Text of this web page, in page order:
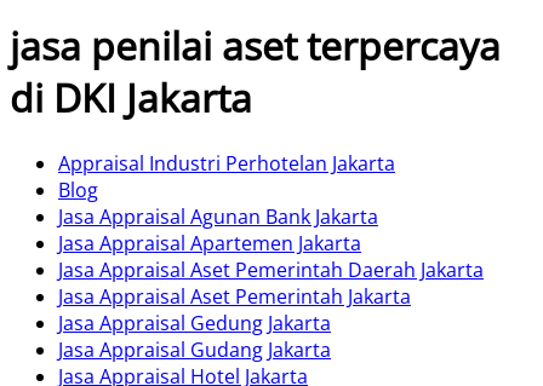
jasa penilai aset terpercaya
di DKI Jakarta
Appraisal Industri Perhotelan Jakarta
Blog
Jasa Appraisal Agunan Bank Jakarta
Jasa Appraisal Apartemen Jakarta
Jasa Appraisal Aset Pemerintah Daerah Jakarta
Jasa Appraisal Aset Pemerintah Jakarta
Jasa Appraisal Gedung Jakarta
Jasa Appraisal Gudang Jakarta
Jasa Appraisal Hotel Jakarta